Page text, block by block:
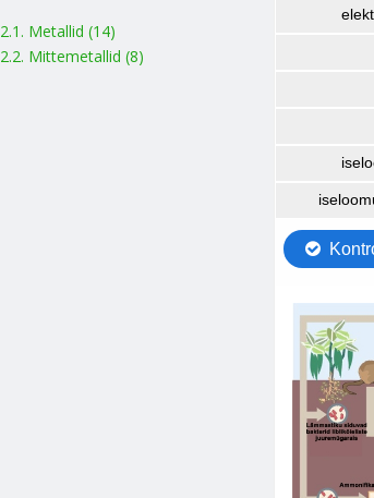
2.1. Metallid (14)
2.2. Mittemetallid (8)